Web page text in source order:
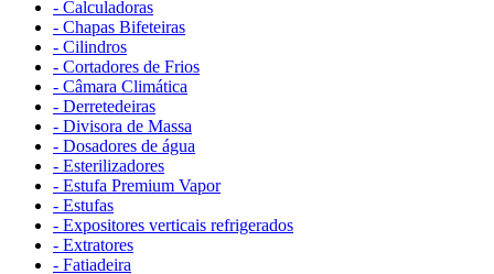
- Calculadoras
- Chapas Bifeteiras
- Cilindros
- Cortadores de Frios
- Câmara Climática
- Derretedeiras
- Divisora de Massa
- Dosadores de água
- Esterilizadores
- Estufa Premium Vapor
- Estufas
- Expositores verticais refrigerados
- Extratores
- Fatiadeira